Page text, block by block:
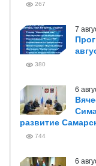
267
7
380
6
развитие
744
6